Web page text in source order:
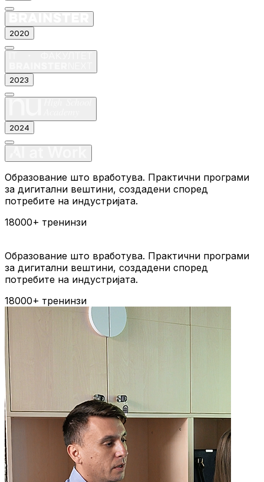
2020
2023
2024
Образование што вработува. Практични програми
за дигитални вештини, создадени според
потребите на индустријата.
18000+ тренинзи
Образование што вработува. Практични програми
за дигитални вештини, создадени според
потребите на индустријата.
18000+ тренинзи